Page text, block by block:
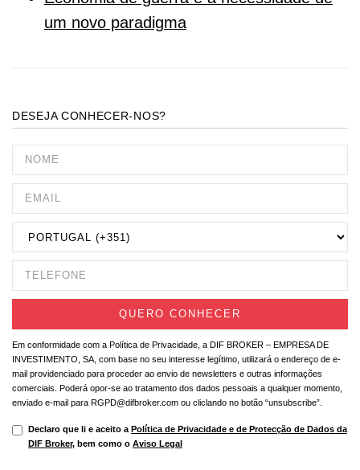
um novo paradigma
DESEJA CONHECER-NOS?
Em conformidade com a Política de Privacidade, a DIF BROKER – EMPRESA DE
INVESTIMENTO, SA, com base no seu interesse legítimo, utilizará o endereço de e-
mail providenciado para proceder ao envio de newsletters e outras informações
comerciais. Poderá opor-se ao tratamento dos dados pessoais a qualquer momento,
enviado e-mail para RGPD@difbroker.com ou cliclando no botão “unsubscribe”.
Declaro que li e aceito a Política de Privacidade e de Protecção de Dados da
DIF Broker, bem como o Aviso Legal